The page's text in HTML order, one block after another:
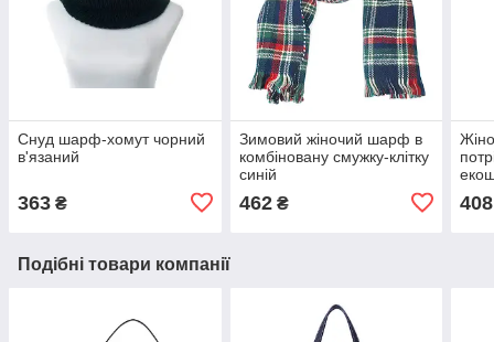
Снуд шарф-хомут чорний
в'язаний
363 ₴
Зимовий жіночий шарф в
комбіновану смужку-клітку
синій
462₴ 408
Подібні товари компанії